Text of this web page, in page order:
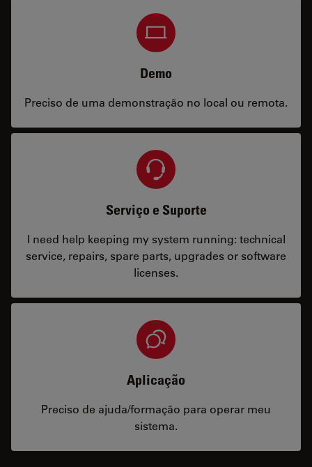
Demo
Preciso de uma demonstração no local ou remota.
Serviço e Suporte
I need help keeping my system running: technical
service, repairs, spare parts, upgrades or software
licenses.
Aplicação
Preciso de ajuda/formação para operar meu
sistema.